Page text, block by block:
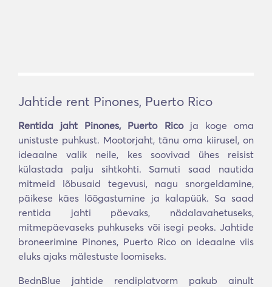
Jahtide rent Pinones, Puerto Rico
Rentida jaht Pinones, Puerto Ricoja koge oma
unistuste puhkust. Mootorjaht, tänu oma kiirusel, on
ideaalne valik neile, kes soovivad ühes reisist
külastada palju sihtkohti. Samuti saad nautida
mitmeid lõbusaid tegevusi, nagu snorgeldamine,
päikese käes lõõgastumine ja kalapüük. Sa saad
rentida jahti päevaks, nädalavahetuseks,
mitmepäevaseks puhkuseks või isegi peoks. Jahtide
broneerimine Pinones, Puerto Rico on ideaalne viis
eluks ajaks mälestuste loomiseks.
BednBlue jahtide rendiplatvorm pakub ainult